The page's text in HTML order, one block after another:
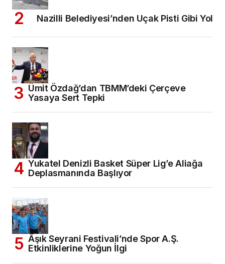
Nazilli Belediyesi’nden Uçak Pisti Gibi Yol
Ümit Özdağ’dan TBMM’deki Çerçeve
Yasaya Sert Tepki
Yukatel Denizli Basket Süper Lig’e Aliağa
Deplasmanında Başlıyor
Âşık Seyrani Festivali’nde Spor A.Ş.
Etkinliklerine Yoğun İlgi